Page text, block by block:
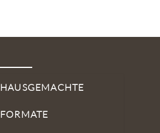
HAUSGEMACHTE
FORMATE